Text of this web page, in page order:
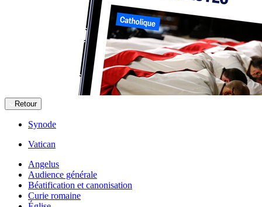
Retour
Synode
Vatican
Angelus
Audience générale
Béatification et canonisation
Curie romaine